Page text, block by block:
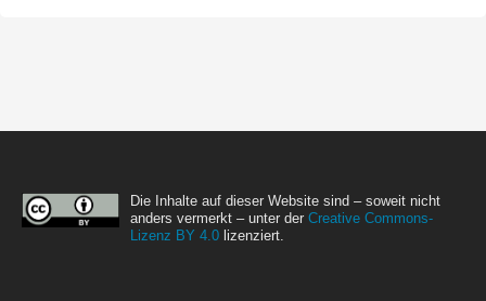
Die Inhalte auf dieser Website sind – soweit nicht
anders vermerkt – unter der Creative Commons-
Lizenz BY 4.0 lizenziert.